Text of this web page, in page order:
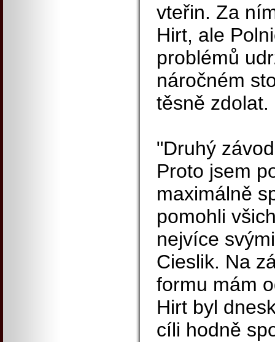
vteřin. Za
Hirt, ale
problémů
náročném
těsně zdolat.
"Druhý
Proto jsem
maximálně
pomohli
nejvíce
Cieslik. Na
formu mám
Hirt byl
cíli hodně